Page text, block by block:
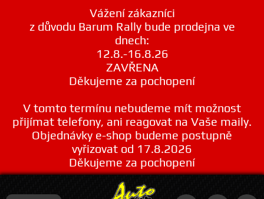
Vážení zákazníci
z důvodu Barum Rally bude prodejna ve
dnech:
12.8.-16.8.26
ZAVŘENA
Děkujeme za pochopení
V tomto termínu nebudeme mít možnost
přijímat telefony, ani reagovat na Vaše maily.
Objednávky e-shop budeme postupně
vyřizovat od 17.8.2026
Děkujeme za pochopení